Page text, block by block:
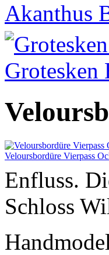
Akanthus
Grotesken
Veloursbordüre Vierpass
Enfluss.
Schloss